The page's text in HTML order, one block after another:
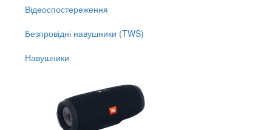
Відеоспостереження
Безпровідні навушники (TWS)
Навушники